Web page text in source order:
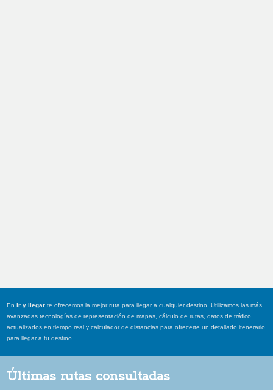
Enir y llegar te ofrecemos la mejor ruta para llegar a cualquier destino. Utilizamos las más
avanzadas tecnologías de representación de mapas, cálculo de rutas, datos de tráfico
actualizados en tiempo real y calculador de distancias para ofrecerte un detallado itenerario
para llegar a tu destino.
Últimas rutas consultadas